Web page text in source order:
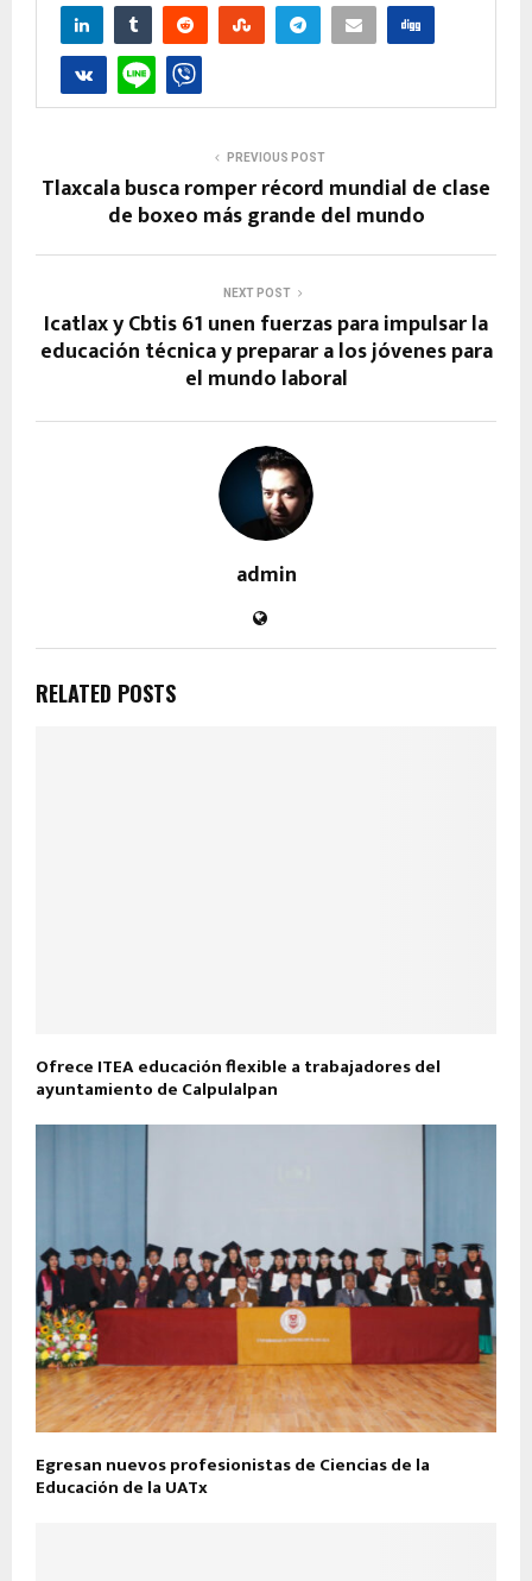
PREVIOUS POST
Tlaxcala busca romper récord mundial de clase
de boxeo más grande del mundo
NEXT POST
Icatlax y Cbtis 61 unen fuerzas para impulsar la
educación técnica y preparar a los jóvenes para
el mundo laboral
admin
RELATED POSTS
Ofrece ITEA educación flexible a trabajadores del
ayuntamiento de Calpulalpan
Egresan nuevos profesionistas de Ciencias de la
Educación de la UATx